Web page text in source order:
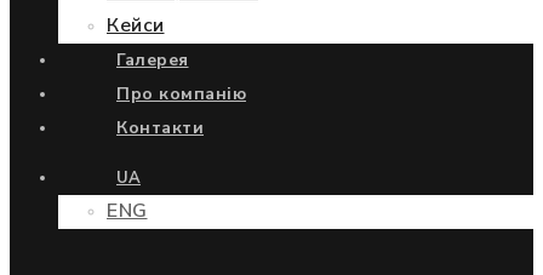
Кейси
Галерея
Про компанію
Контакти
UA
ENG